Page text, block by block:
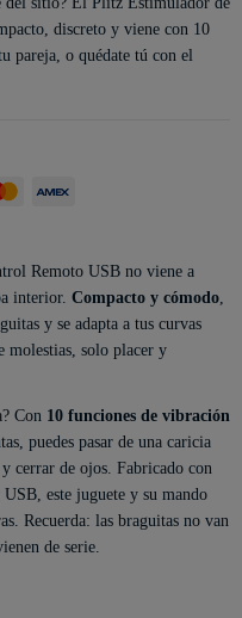
discreto y viene con 10
pareja, o quédate tú con el
Remoto USB no viene a
interior. Compacto y cómodo,
y se adapta a tus curvas
molestias, solo placer y
Con 10 funciones de vibración
puedes pasar de una caricia
cerrar de ojos. Fabricado con
este juguete y su mando
Recuerda: las braguitas no van
de serie.